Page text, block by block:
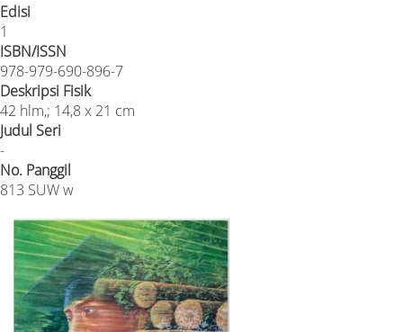
Edisi
1
ISBN/ISSN
978-979-690-896-7
Deskripsi Fisik
42 hlm,; 14,8 x 21 cm
Judul Seri
-
No. Panggil
813 SUW w